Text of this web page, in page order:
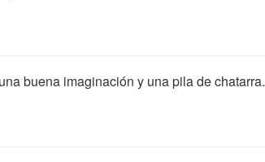
buena imaginación y una pila de chatarra.